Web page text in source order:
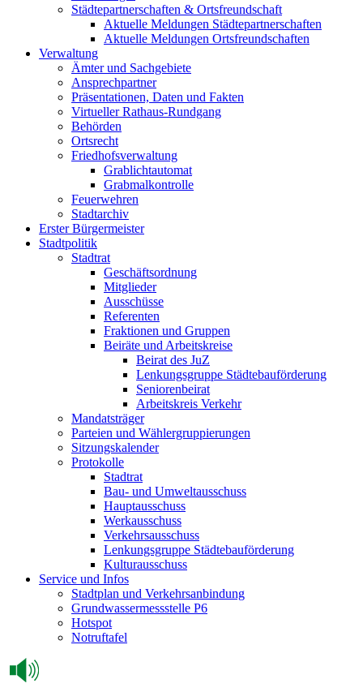
Städtepartnerschaften & Ortsfreundschaft
Aktuelle Meldungen Städtepartnerschaften
Aktuelle Meldungen Ortsfreundschaften
Verwaltung
Ämter und Sachgebiete
Ansprechpartner
Präsentationen, Daten und Fakten
Virtueller Rathaus-Rundgang
Behörden
Ortsrecht
Friedhofsverwaltung
Grablichtautomat
Grabmalkontrolle
Feuerwehren
Stadtarchiv
Erster Bürgermeister
Stadtpolitik
Stadtrat
Geschäftsordnung
Mitglieder
Ausschüsse
Referenten
Fraktionen und Gruppen
Beiräte und Arbeitskreise
Beirat des JuZ
Lenkungsgruppe Städtebauförderung
Seniorenbeirat
Arbeitskreis Verkehr
Mandatsträger
Parteien und Wählergruppierungen
Sitzungskalender
Protokolle
Stadtrat
Bau- und Umweltausschuss
Hauptausschuss
Werkausschuss
Verkehrsausschuss
Lenkungsgruppe Städtebauförderung
Kulturausschuss
Service und Infos
Stadtplan und Verkehrsanbindung
Grundwassermessstelle P6
Hotspot
Notruftafel